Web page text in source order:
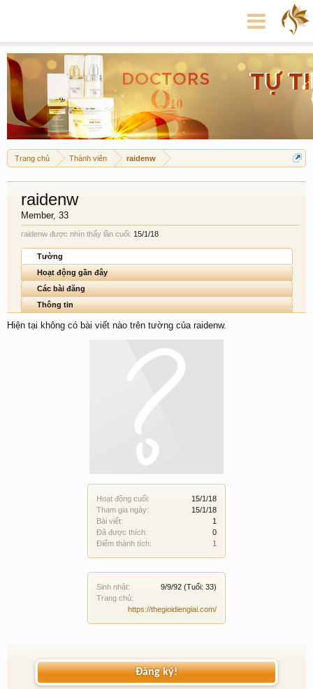
Trang chủ Thành viên raidenw
Hoạt động cuối:
15/1/18
Tham gia ngày:
15/1/18
Bài viết:
1
Đã được thích:
0
Điểm thành tích:
1
Sinh nhật: 9/9/92 (Tuổi: 33)
Trang chủ:
https://thegioidiengiai.com/
raidenw
Member, 33
raidenw được nhìn thấy lần cuối: 15/1/18
Tường
Hoạt động gần đây
Các bài đăng
Thông tin
Hiện tại không có bài viết nào trên tường của raidenw.
Đăng ký!